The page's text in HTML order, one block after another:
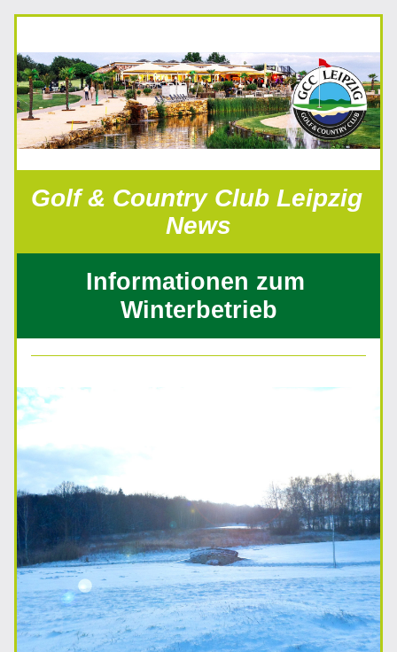
Golf & Country Club Leipzig
News
Informationen zum
Winterbetrieb